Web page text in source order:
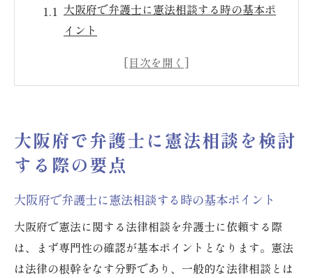
大阪府で弁護士に憲法相談する時の基本ポ
イント
弁護士選びで失敗しない憲法相談のコツ
法
信頼できる弁護士を選ぶための憲法相談ガイド
信頼できる弁護士の特徴と選び方の実践法
大阪弁護士会の登録名簿活用で安心相談
弁護士への苦情事例から学ぶ相談の注意点
無料相談を活用した弁護士選びのポイント
大阪府で弁護士に憲法相談を検討
する際の要点
大阪府で弁護士に憲法相談する時の基本ポイント
大阪府で憲法に関する法律相談を弁護士に依頼する際
は、まず専門性の確認が基本ポイントとなります。憲法
は法律の根幹をなす分野であり、一般的な法律相談とは